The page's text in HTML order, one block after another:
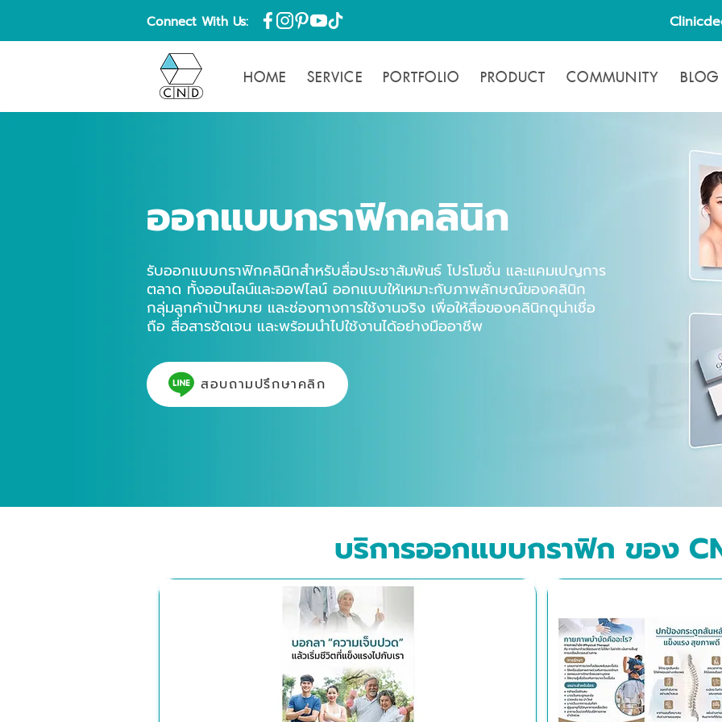
Connect With Us:
HOME SERVICE PORTFOLIO PRODUCT COMMUNITY BLOG
ออกแบบกราฟิกคลินิก
รับออกแบบกราฟิกคลินิกสำหรับสื่อประชาสัมพันธ์ โปรโมชั่น และแคมเปญการ
ตลาด ทั้งออนไลน์และออฟไลน์ ออกแบบให้เหมาะกับภาพลักษณ์ของคลินิก
กลุ่มลูกค้าเป้าหมาย และช่องทางการใช้งานจริง เพื่อให้สื่อของคลินิกดูน่าเชื่อ
ถือ สื่อสารชัดเจน และพร้อมนำไปใช้งานได้อย่างมืออาชีพ
สอบถามปรึกษาคลิก
บริการออกแบบกราฟิก ของ